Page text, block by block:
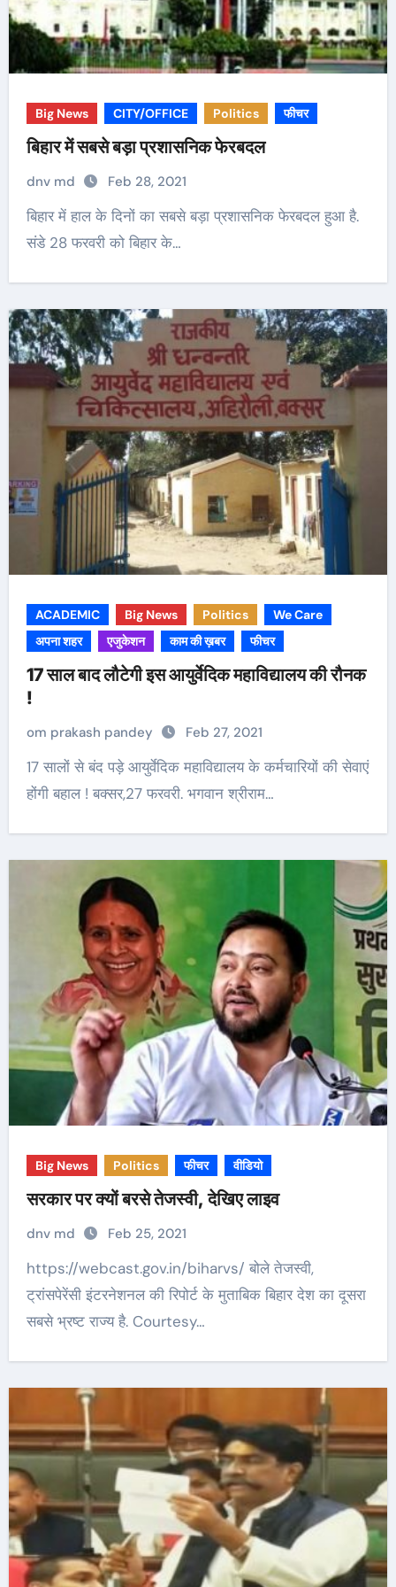
Big News CITY/OFFICE Politics फीचर
बिहार में सबसे बड़ा प्रशासनिक फेरबदल
dnv md Feb 28, 2021
बिहार में हाल के दिनों का सबसे बड़ा प्रशासनिक फेरबदल हुआ है.
संडे 28 फरवरी को बिहार के…
ACADEMIC Big News Politics
We Care
अपना शहर
एजुकेशन काम की ख़बर फीचर
17 साल बाद लौटेगी इस आयुर्वेदिक महाविद्यालय की रौनक
!
om prakash pandey Feb 27, 2021
17 सालों से बंद पड़े आयुर्वेदिक महाविद्यालय के कर्मचारियों की सेवाएं
होंगी बहाल ! बक्सर,27 फरवरी. भगवान श्रीराम…
Big News Politics फीचर वीडियो
सरकार पर क्यों बरसे तेजस्वी, देखिए लाइव
dnv md Feb 25, 2021
https://webcast.gov.in/biharvs/ बोले तेजस्वी,
ट्रांसपेरेंसी इंटरनेशनल की रिपोर्ट के मुताबिक बिहार देश का दूसरा
सबसे भ्रष्ट राज्य है. Courtesy…